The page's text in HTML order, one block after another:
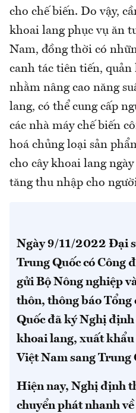
cho chế biến. Do vậy,
khoai lang phục vụ ăn
Nam, đồng thời có
canh tác tiên tiến,
nhằm nâng cao năng
lang, có thể cung cấp
các nhà máy chế biến
hoá chủng loại sản
cho cây khoai lang
tăng thu nhập cho
Ngày 9/11/2022 Đại
Trung Quốc có Công
gửi Bộ Nông nghiệp
thôn, thông báo
Quốc đã ký Nghị
khoai lang, xuất khẩu
Việt Nam sang Trung
Hiện nay, Nghị định
chuyển phát nhanh